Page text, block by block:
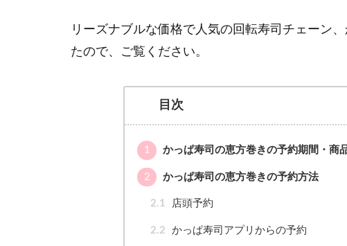
リーズナブルな価格で人気の回転寿司チェーン
たので、ご覧ください。
目次
1 かっぱ寿司の恵方巻きの予約期間・商
2 かっぱ寿司の恵方巻きの予約方法
2.1 店頭予約
2.2 かっぱ寿司アプリからの予約